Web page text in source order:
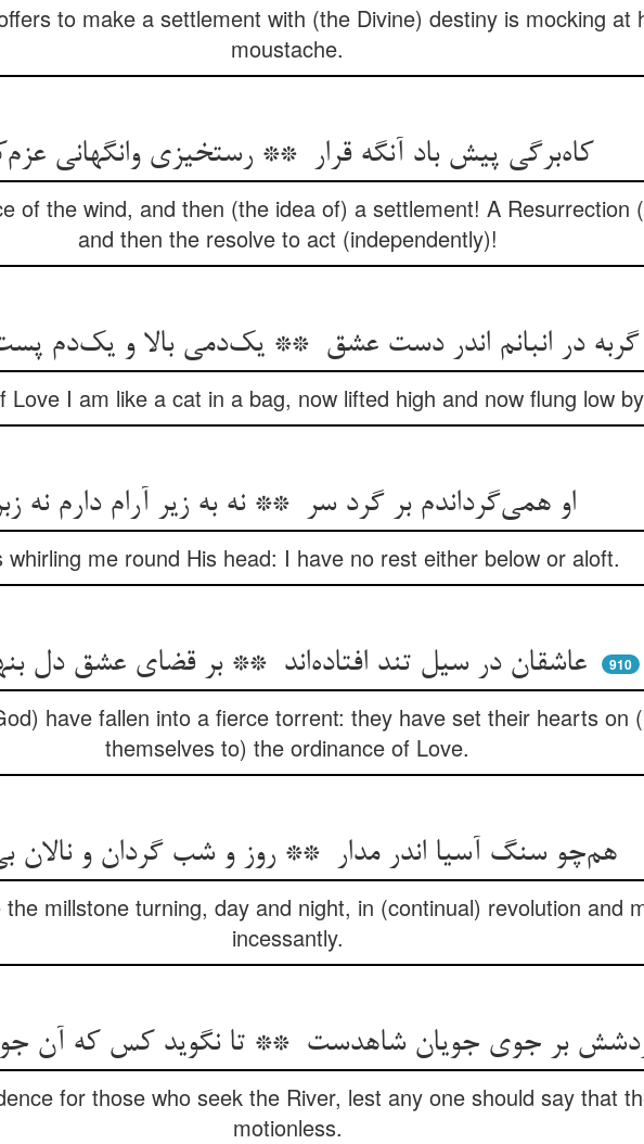
to make a settlement with (the Divine) destiny is mocking at
moustache.
کاه‌برگی پیش باد آنگه قرار ** رستخیزی وانگهانی عزم‌کار
of the wind, and then (the idea of) a settlement! A Resurrection
and then the resolve to act (independently)!
گربه در انبانم اندر دست عشق ** یک‌دمی بالا و یک‌دم پست عشق
Love I am like a cat in a bag, now lifted high and now flung low
او همی‌گرداندم بر گرد سر ** نه به زیر آرام دارم نه زبر
whirling me round His head: I have no rest either below or aloft.
910
have fallen into a fierce torrent: they have set their hearts on
themselves to) the ordinance of Love.
millstone turning, day and night, in (continual) revolution and
incessantly.
for those who seek the River, lest any one should say that
motionless.